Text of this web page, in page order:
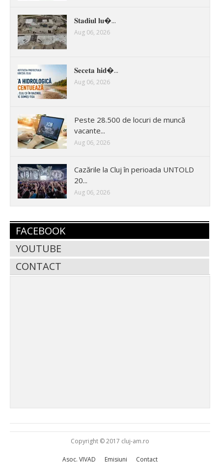
𝐒𝐭𝐚𝐝𝐢𝐮𝐥 𝐥𝐮�...
Aug 06, 2026
𝐒𝐞𝐜𝐞𝐭𝐚 𝐡𝐢𝐝�...
Aug 06, 2026
Peste 28.500 de locuri de muncă
vacante...
Aug 06, 2026
Cazările la Cluj în perioada UNTOLD
20...
Aug 06, 2026
FACEBOOK
YOUTUBE
CONTACT
Copyright © 2017 cluj-am.ro
Asoc. VIVAD Emisiuni Contact